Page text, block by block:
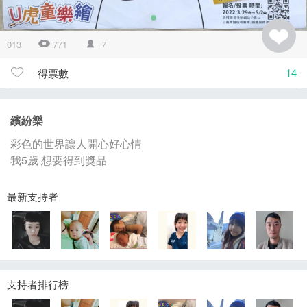
013 771 7
得票數 14
繽紛樂
彩色的世界讓人開心好心情
我5歲 想要得到獎品
最新支持者
支持者排行榜